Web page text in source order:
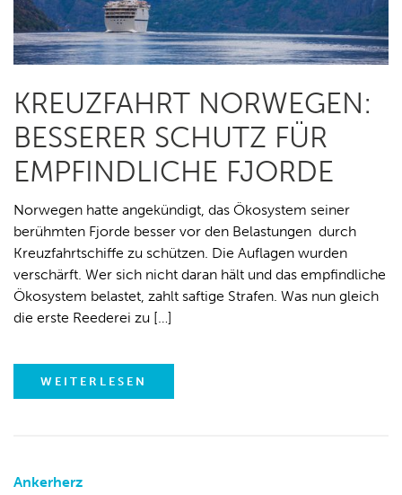
KREUZFAHRT NORWEGEN:
BESSERER SCHUTZ FÜR
EMPFINDLICHE FJORDE
Norwegen hatte angekündigt, das Ökosystem seiner
berühmten Fjorde besser vor den Belastungen durch
Kreuzfahrtschiffe zu schützen. Die Auflagen wurden
verschärft. Wer sich nicht daran hält und das empfindliche
Ökosystem belastet, zahlt saftige Strafen. Was nun gleich
die erste Reederei zu […]
WEITERLESEN
Ankerherz